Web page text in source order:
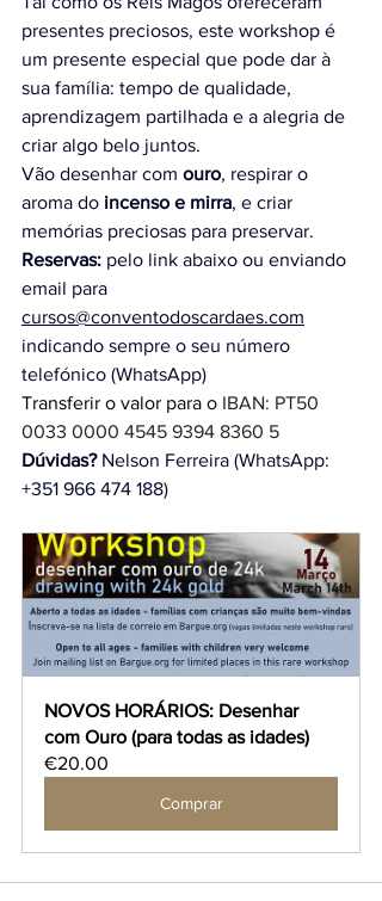
presentes preciosos, este workshop é
um presente especial que pode dar à
sua família: tempo de qualidade,
aprendizagem partilhada e a alegria de
criar algo belo juntos.
Vão desenhar com ouro, respirar o
aroma do incenso e mirra, e criar
memórias preciosas para preservar.
Reservas: pelo link abaixo ou enviando
email para
cursos@conventodoscardaes.com
indicando sempre o seu número
telefónico (WhatsApp)
Transferir o valor para o IBAN: PT50
0033 0000 4545 9394 8360 5
Dúvidas? Nelson Ferreira (WhatsApp:
+351 966 474 188)
NOVOS HORÁRIOS: Desenhar
com Ouro (para todas as idades)
€20.00
Comprar